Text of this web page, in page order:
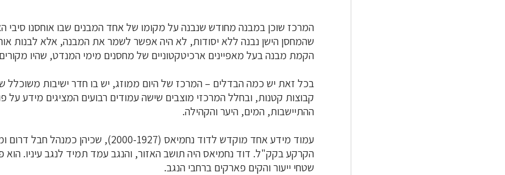
המרכז שוכן במבנה מחודש שנבנה על מקומו של אחד המבנים שבו אוחסנו סיבי
שהמחסן הישן נבנה ללא יסודות, לא היה אפשר לשמר את המבנה, אלא לבנות
הקמת מבנה בעל מאפיינים ארכיטקטוניים של מחסנים מימי המנדט, שהיו
בכל זאת יש כמה הבדלים – המרכז של היום ממוזג, יש בו חדר ישיבות משוכלל
קבוצות קטנות, ובחלל המרכזי מוצבים שישה עמודים רבועים המציגים מידע
ההתיישבות, המים, היער והקהילה.
עמוד מידע אחד מוקדש לדוד נחמיאס (2000-1927),
הקרקע בקק"ל. דוד נחמיאס היה תושב האזור, והנגב עמד תמיד לנגב עיניו.
שטחי ייעור והקים פארקים ברחבי הנגב.